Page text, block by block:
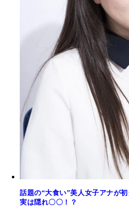
話題の“大食い”美人女子アナが
実は隠れ〇〇！？